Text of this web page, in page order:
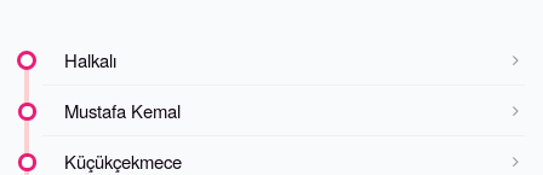
Halkalı
Mustafa Kemal
Küçükçekmece